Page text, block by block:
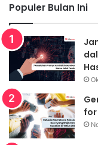
Populer Bulan Ini
for